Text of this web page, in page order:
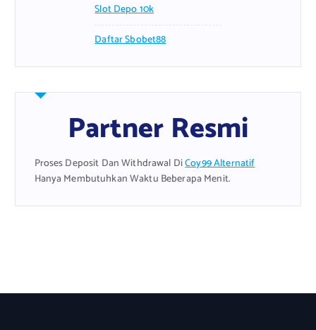
Slot Depo 10k
Daftar Sbobet88
Partner Resmi
Proses Deposit Dan Withdrawal DiCoy99 Alternatif
Hanya Membutuhkan Waktu Beberapa Menit.